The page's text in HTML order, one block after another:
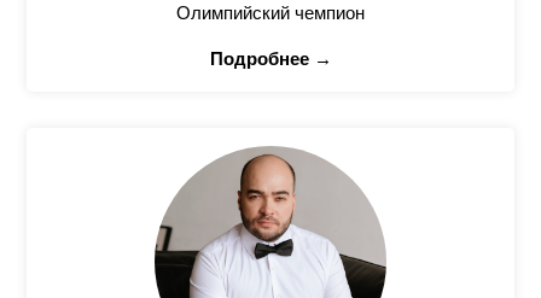
Олимпийский чемпион
Подробнее →